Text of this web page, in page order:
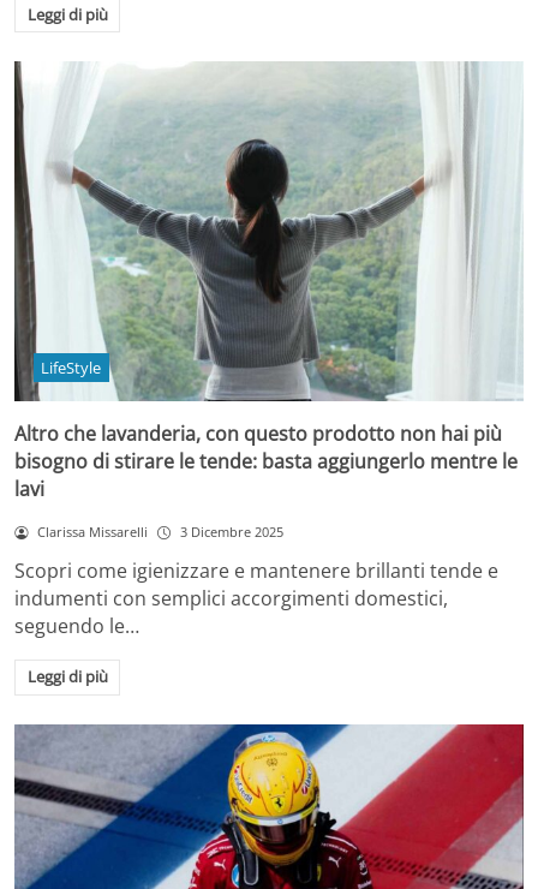
Leggi di più
LifeStyle
Altro che lavanderia, con questo prodotto non hai più
bisogno di stirare le tende: basta aggiungerlo mentre le
lavi
Clarissa Missarelli 3 Dicembre 2025
Scopri come igienizzare e mantenere brillanti tende e
indumenti con semplici accorgimenti domestici,
seguendo le…
Leggi di più